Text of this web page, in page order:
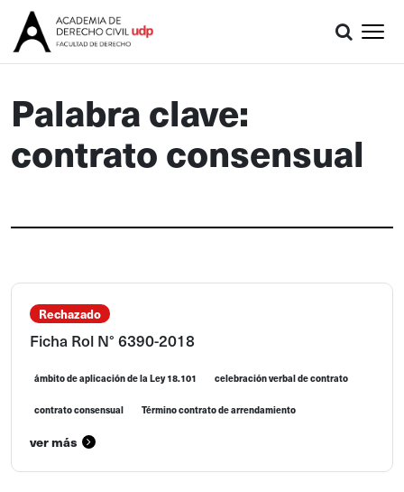
Palabra clave:
contrato consensual
Rechazado
Ficha Rol N° 6390-2018
ámbito de aplicación de la Ley 18.101 celebración verbal de contrato
contrato consensual Término contrato de arrendamiento
ver más